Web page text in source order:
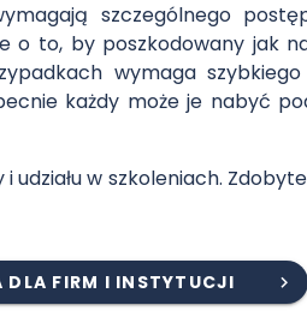
szczególnego
o to, by poszkodowany jak
wymaga
każdy może je nabyć
udziału w szkoleniach.
DLA FIRM I INSTYTUCJI